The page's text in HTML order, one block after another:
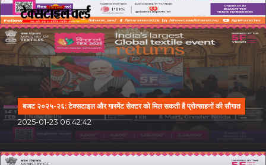
बजट २०२५-२६: टेक्सटाइल और गारमेंट सेक्टर को मिल सकती है प्रोत्साहनों की सौगात
2025-01-23 06:42:42